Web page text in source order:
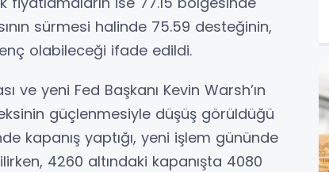
sürmesi halinde 75.59 desteğinin,
olabileceği ifade edildi.
ve yeni Fed Başkanı Kevin Warsh’ın
güçlenmesiyle düşüş görüldüğü
kapanış yaptığı, yeni işlem gününde
4260 altındaki kapanışta 4080